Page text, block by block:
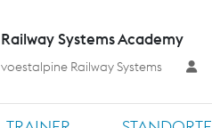
Railway Systems Academy
voestalpine Railway Systems